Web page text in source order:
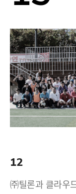
12
㈜틸론과 클라우